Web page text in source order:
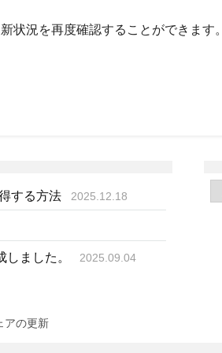
状況を再度確認することができます。
する方法 2025.12.18
ました。 2025.09.04
アの更新